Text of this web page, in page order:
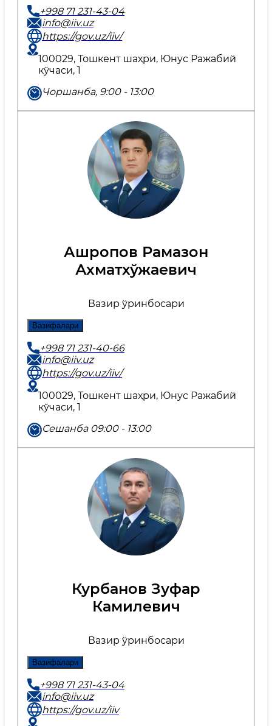
+998 71 231-43-04
info@iiv.uz
https://gov.uz/iiv/
100029, Тошкент шаҳри, Юнус Ражабий
кўчаси, 1
Чоршанба, 9:00 - 13:00
Ашропов Рамазон
Ахматхўжаевич
Вазир ўринбосари
Вазифалари
+998 71 231-40-66
info@iiv.uz
https://gov.uz/iiv/
100029, Тошкент шаҳри, Юнус Ражабий
кўчаси, 1
Сешанба 09:00 - 13:00
Курбанов Зуфар
Камилевич
Вазир ўринбосари
Вазифалари
+998 71 231-43-04
info@iiv.uz
https://gov.uz/iiv